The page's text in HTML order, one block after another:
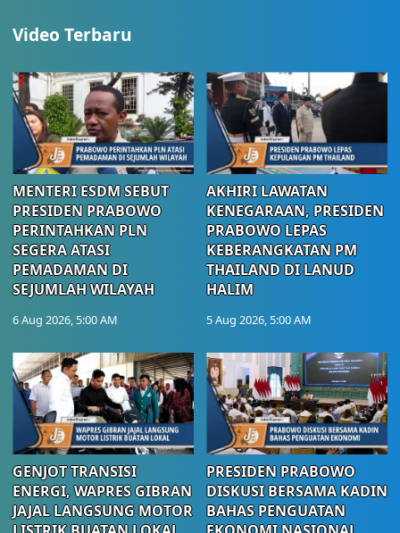
Video Terbaru
MENTERI ESDM SEBUT
PRESIDEN PRABOWO
PERINTAHKAN PLN
SEGERA ATASI
PEMADAMAN DI
SEJUMLAH WILAYAH
6 Aug 2026, 5:00 AM
AKHIRI LAWATAN
KENEGARAAN, PRESIDEN
PRABOWO LEPAS
KEBERANGKATAN PM
THAILAND DI LANUD
HALIM
5 Aug 2026, 5:00 AM
GENJOT TRANSISI
ENERGI, WAPRES GIBRAN
JAJAL LANGSUNG MOTOR
PRESIDEN PRABOWO
DISKUSI BERSAMA KADIN
BAHAS PENGUATAN